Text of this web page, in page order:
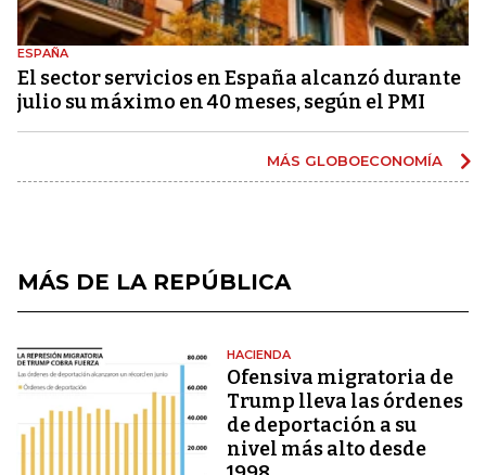
ESPAÑA
El sector servicios en España alcanzó durante
julio su máximo en 40 meses, según el PMI
MÁS GLOBOECONOMÍA
MÁS DE LA REPÚBLICA
HACIENDA
Ofensiva migratoria de
Trump lleva las órdenes
de deportación a su
nivel más alto desde